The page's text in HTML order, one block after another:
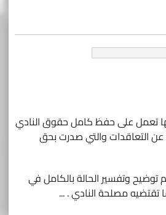
تعمل على حفظ كامل حقوق النادي
التعاقدات والتي صدرت بحق
توضيح وتفسير الحالة بالكامل في
تقتضيه مصلحة النادي ....